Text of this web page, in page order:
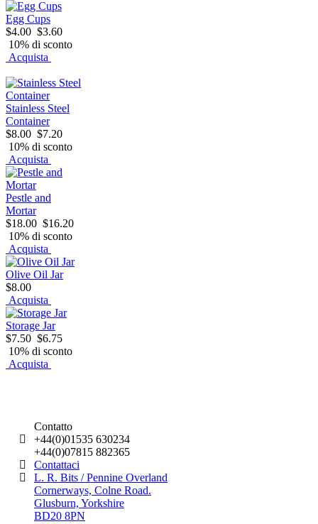
Egg Cups
$4.00 $3.60
10% di sconto
Acquista
Stainless Steel
Container
$8.00 $7.20
10% di sconto
Acquista
Pestle and
Mortar
$18.00 $16.20
10% di sconto
Acquista
Olive Oil Jar
$8.00
Acquista
Storage Jar
$7.50 $6.75
10% di sconto
Acquista
Contatto
+44(0)01535 630234
+44(0)07815 882365
Contattaci
L. R. Bits / Pennine Overland
Cornerways, Colne Road.
Glusburn, Yorkshire
BD20 8PN